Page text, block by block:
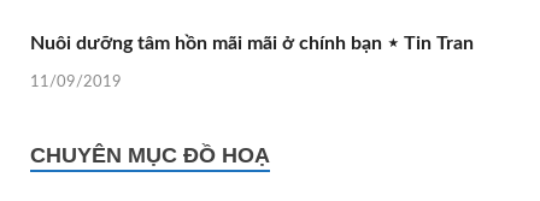
Nuôi dưỡng tâm hồn mãi mãi ở chính bạn ⋆ Tin Tran
11/09/2019
CHUYÊN MỤC ĐỒ HOẠ